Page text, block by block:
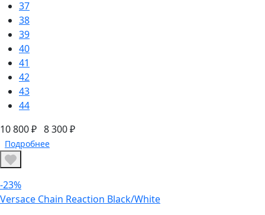
37
38
39
40
41
42
43
44
10 800 ₽ 8 300 ₽
Подробнее
-23%
Versace Chain Reaction Black/White